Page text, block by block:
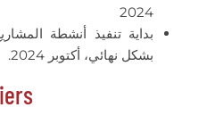
2024
بداية تنفيذ أنشطة
بشكل نهائي، أكتوبر 2024.